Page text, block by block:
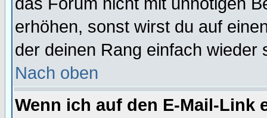
erhöhen, sonst wirst du auf
der deinen Rang einfach wieder
Nach oben
Wenn ich auf den E-Mail-Link